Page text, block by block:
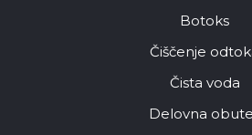
Botoks
Čiščenje
Čista voda
Delovna